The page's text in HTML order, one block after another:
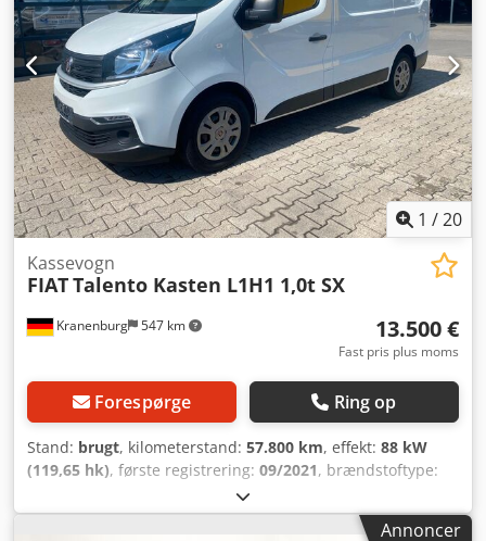
1 /20
Kranenburg 547 km
Kassevogn
FIATTalento Kasten L1H1 1,0t SX
13.500 €
Fast pris plus moms
Forespørge Ring op
Stand: brugt, kilometerstand: 57.800 km, effekt: 88 kW
(119,65 hk), første registrering: 09/2021, brændstoftype:
2.835 kg, farve:
mekanisk, emissionsklasse:Euro 6, antal sæder:2,
Annoncer